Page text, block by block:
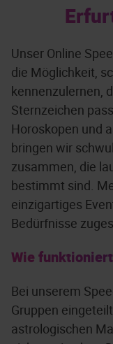
Unser Online
die Möglichkeit,
kennenzulernen,
Sternzeichen
Horoskopen und
bringen wir
zusammen, die
bestimmt sind.
einzigartiges
Bedürfnisse
Wie
Bei unserem
Gruppen
astrologischen